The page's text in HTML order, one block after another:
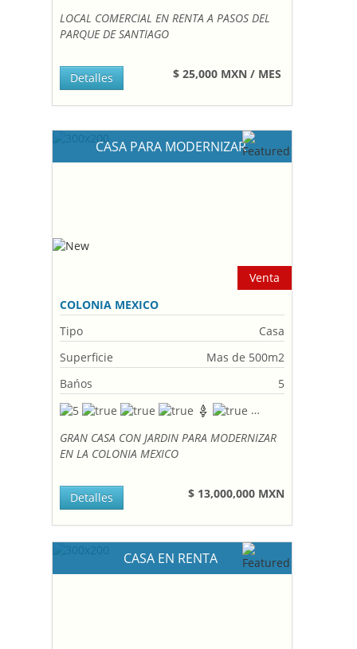
LOCAL COMERCIAL EN RENTA A PASOS DEL
PARQUE DE SANTIAGO
$ 25,000 MXN / MES
Detalles
CASA PARA MODERNIZAR
Venta
COLONIA MEXICO
Tipo
Casa
Superficie
Mas de 500m2
Bańos
5
GRAN CASA CON JARDIN PARA MODERNIZAR
EN LA COLONIA MEXICO
$ 13,000,000 MXN
Detalles
CASA EN RENTA